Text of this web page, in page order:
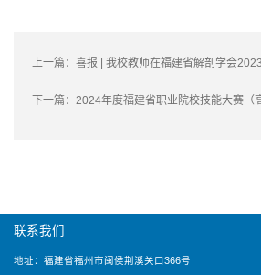
上一篇：
下一篇：
联系我们
地址：福建省福州市闽侯荆溪关口366号